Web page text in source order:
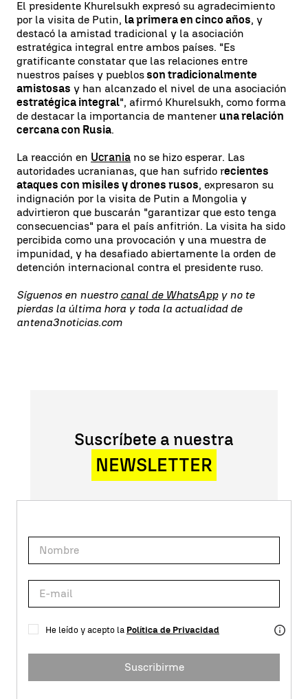
El presidente Khurelsukh expresó su agradecimiento
por la visita de Putin, la primera en cinco años, y
destacó la amistad tradicional y la asociación
estratégica integral entre ambos países. "Es
gratificante constatar que las relaciones entre
nuestros países y pueblosson tradicionalmente
amistosas y han alcanzado el nivel de una asociación
estratégica integral", afirmó Khurelsukh, como forma
de destacar la importancia de mantener una relación
cercana con Rusia.
La reacción en Ucrania no se hizo esperar. Las
autoridades ucranianas, que han sufrido recientes
ataques con misiles y drones rusos, expresaron su
indignación por la visita de Putin a Mongolia y
advirtieron que buscarán "garantizar que esto tenga
consecuencias" para el país anfitrión. La visita ha sido
percibida como una provocación y una muestra de
impunidad, y ha desafiado abiertamente la orden de
detención internacional contra el presidente ruso.
Síguenos en nuestro canal de WhatsAppy no te
pierdas la última hora y toda la actualidad de
antena3noticias.com
Suscríbete a nuestra
NEWSLETTER
He leído y acepto la Política de Privacidad
Suscribirme